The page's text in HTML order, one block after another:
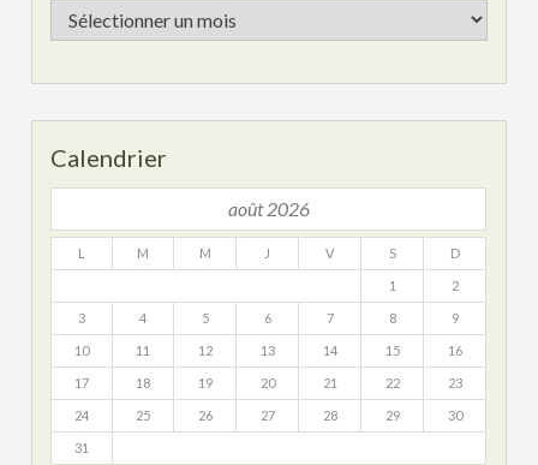
Les
archives
Calendrier
août 2026
L M M J V S D
1 2
3 4 5 6 7 8 9
10 11 12 13 14 15 16
17 18 19 20 21 22 23
24 25 26 27 28 29 30
31